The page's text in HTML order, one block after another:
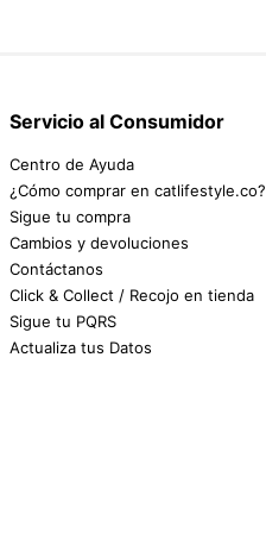
Servicio al Consumidor
Centro de Ayuda
¿Cómo comprar en catlifestyle.co?
Sigue tu compra
Cambios y devoluciones
Contáctanos
Click & Collect / Recojo en tienda
Sigue tu PQRS
Actualiza tus Datos